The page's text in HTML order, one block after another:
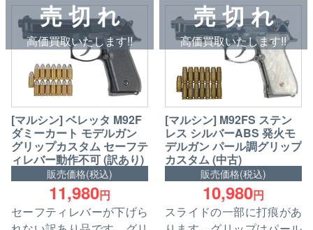
売 切 れ
高価買取いたします!!
[マルシン] ベレッタ M92F
ダミーカート モデルガン
グリップカスタム セーフテ
ィレバー動作不可 (訳あり)
販売価格(税込)
11,980円
セーフティレバーが下げら
売 切 れ
高価買取いたします!!
[マルシン] M92FS ステン
レス シルバーABS 発火モ
デルガン パール調グリップ
カスタム (中古)
販売価格(税込)
10,980円
スライドの一部に打痕があ